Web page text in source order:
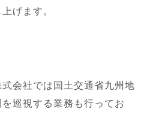
げます。
会社では国土交通省九州地
巡視する業務も行ってお